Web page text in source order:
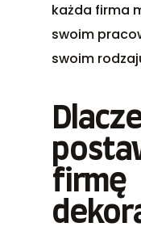
każda firma
swoim
swoim
firmę